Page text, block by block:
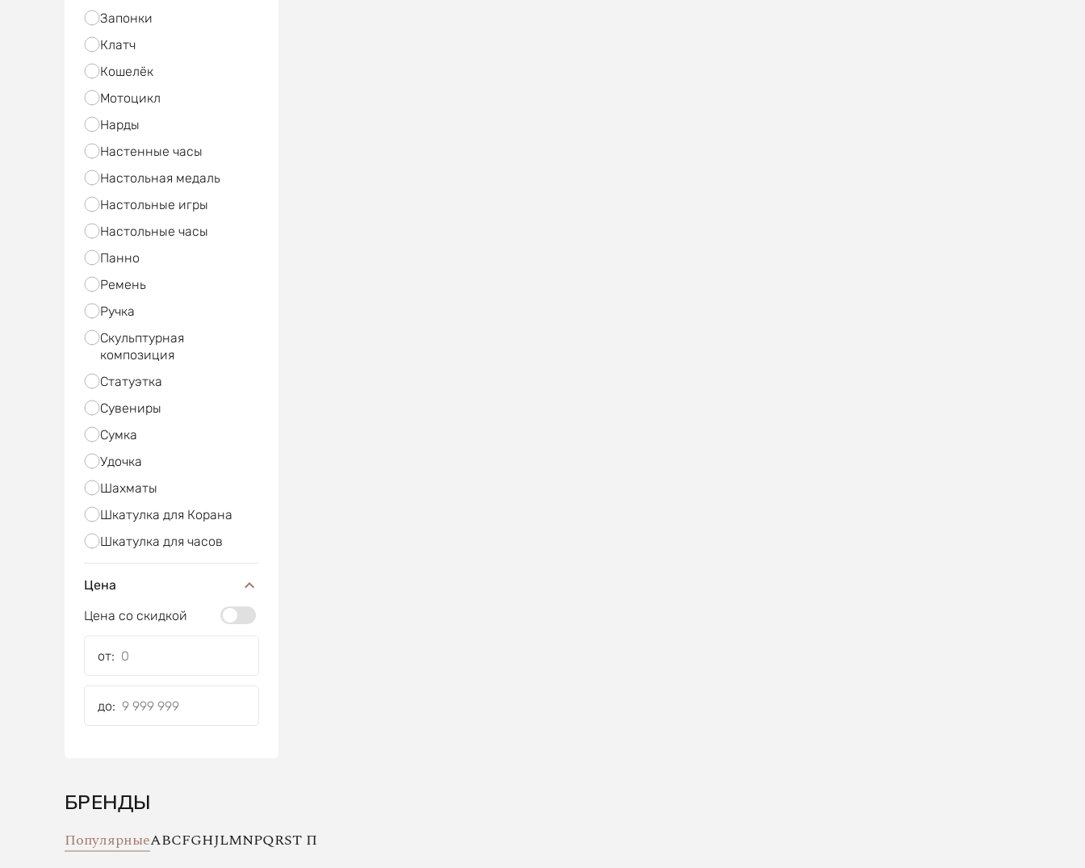
Запонки
Клатч
Кошелёк
Мотоцикл
Нарды
Настенные часы
Настольная медаль
Настольные игры
Настольные часы
Панно
Ремень
Ручка
Скульптурная
композиция
Статуэтка
Сувениры
Сумка
Удочка
Шахматы
Шкатулка для Корана
Шкатулка для часов
Цена
Цена со скидкой
от:
до:
БРЕНДЫ
ПопулярныеABCFGHJLMNPQRST П